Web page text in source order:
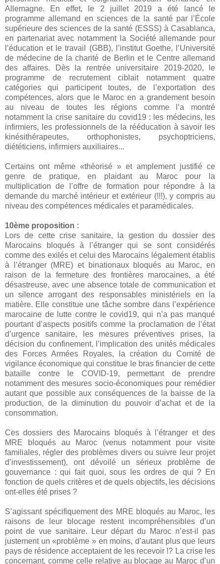
Allemagne. En effet, le 2 juillet 2019 a été lancé le
programme allemand en sciences de la santé par l’École
supérieure des sciences de la santé (ESSS) à Casablanca,
en partenariat avec notamment la Société allemande pour
l’éducation et le travail (GBB), l’institut Goethe, l’Université
de médecine de la charité de Berlin et le Centre allemand
des affaires. Dès la rentrée universitaire 2019-2020, le
programme de recrutement ciblait notamment quatre
catégories qui participent toutes, de l’exportation des
compétences, alors que le Maroc en a grandement besoin
au niveau de toutes les régions comme l’a montré
notamment la crise sanitaire du covid19 : les médecins, les
infirmiers, les professionnels de la rééducation à savoir les
kinésithérapeutes, orthophonistes, psychoptriciens,
diététiciens, infirmiers auxiliaires...
Certains ont même «thèorisé » et amplement justifié ce
genre de pratique, en plaidant au Maroc pour la
multiplication de l’offre de formation pour répondre à la
demande du marché intérieur et extérieur (!!!), y compris au
niveau des compétences médicales et paramédicales.
10ème proposition :
Lors de cette crise sanitaire, la gestion du dossier des
Marocains bloqués à l’étranger qui se sont considérés
comme des exilés et celui des Marocains légalement établis
à l’étranger (MRE) et binationaux bloqués au Maroc, en
raison de la fermeture des frontières marocaines, a été
désastreuse, avec une absence totale de communication et
un silence arrogant des responsables ministériels en la
matière. Elle constitue une tâche sombre dans l’expérience
marocaine de lutte contre le covid19, qui n’a pas manqué
pourtant d’aspects positifs comme la proclamation de l’état
d’urgence sanitaire, les mesures préventives prises, la
décision du confinement, l’implication des unités médicales
des Forces Armées Royales, la création du Comité de
vigilance économique qui constitue le bras financier de cette
bataille contre le COVID-19, permettant de prendre
notamment des mesures socio-économiques pour remédier
autant que possible aux conséquences de la baisse de la
production, de la diminution du pouvoir d’achat et de la
consommation.
Ces dossiers des Marocains bloqués à l’étranger et des
MRE bloqués au Maroc (venus notamment pour visite
familiales, régler des problèmes divers ou suivre leur projet
d’investissement), ont dévoilé un sérieux problème de
gouvernance : qui fait quoi, sous les ordres de qui ? En
fonction de quels critères et de quels objectifs, les décisions
ont-elles été prises ?
S’agissant spécifiquement des MRE bloqués au Maroc, les
raisons de leur blocage restent incompréhensibles d’un
point de vue sanitaire. Leur départ du Maroc n’est-il pas
justement un «problème » en moins, d’autant plus que leurs
pays de résidence acceptaient de les recevoir !? La crise les
concernant, comme celle relative au blocage au Maroc d’un